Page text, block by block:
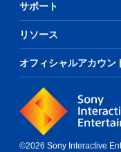
サポート
リソース
オフィシャルアカウン
©2026 Sony Interactive